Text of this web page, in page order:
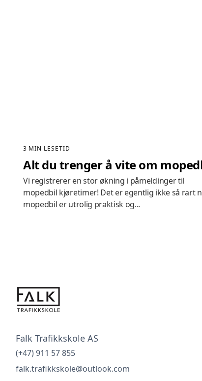
3 MIN LESETID
Alt du trenger å vite om
Vi registrerer en stor økning i påmeldinger til
mopedbil kjøretimer! Det er egentlig ikke så rart
mopedbil er utrolig praktisk og...
Falk Trafikkskole AS
(+47) 911 57 855
falk.trafikkskole@outlook.com